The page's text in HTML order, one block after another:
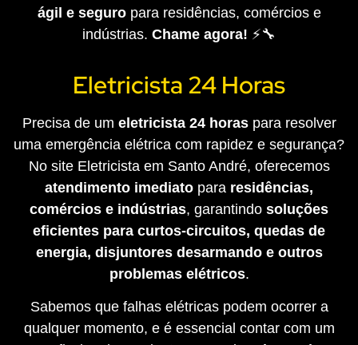
ágil e seguropara residências, comércios e
indústrias. Chame agora! ⚡🔧
Eletricista 24 Horas
Precisa de um eletricista 24 horaspara resolver
uma emergência elétrica com rapidez e segurança?
No site Eletricista em Santo André, oferecemos
atendimento imediato para residências,
comércios e indústrias, garantindo soluções
eficientes para curtos-circuitos, quedas de
energia, disjuntores desarmando e outros
problemas elétricos.
Sabemos que falhas elétricas podem ocorrer a
qualquer momento, e é essencial contar com um